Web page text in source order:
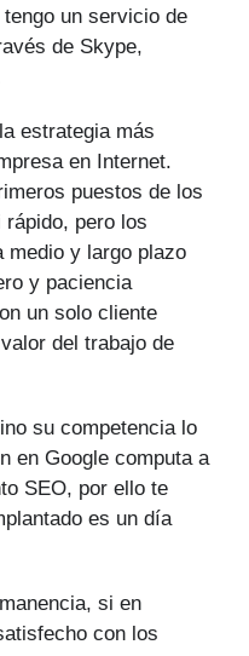
un servicio de
de Skype,
estrategia más
en Internet.
puestos de los
pero los
medio y largo plazo
y paciencia
un solo cliente
del trabajo de
su competencia lo
en Google computa a
SEO, por ello te
es un día
si en
con los